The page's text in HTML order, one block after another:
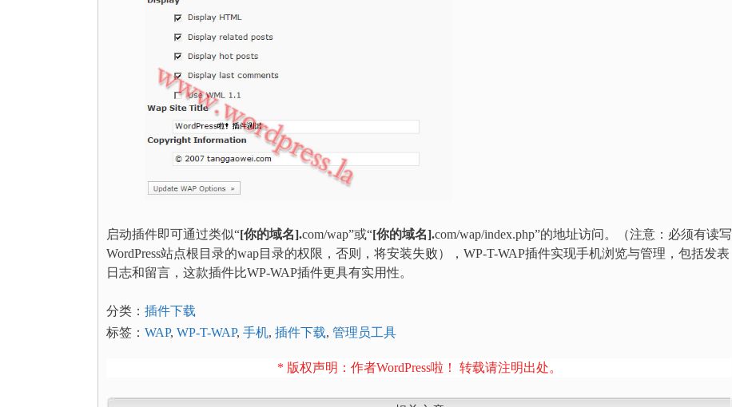
启动插件即可通过类似“[你的域名].com/wap”或“[你的域名].com/wap/index.php”的地址访问。（注意：必须有读写
WordPress站点根目录的wap目录的权限，否则，将安装失败），WP-T-WAP插件实现手机浏览与管理，包括发表
日志和留言，这款插件比WP-WAP插件更具有实用性。
分类： 插件下载
标签： WAP, WP-T-WAP, 手机, 插件下载, 管理员工具
* 版权声明：作者WordPress啦！ 转载请注明出处。